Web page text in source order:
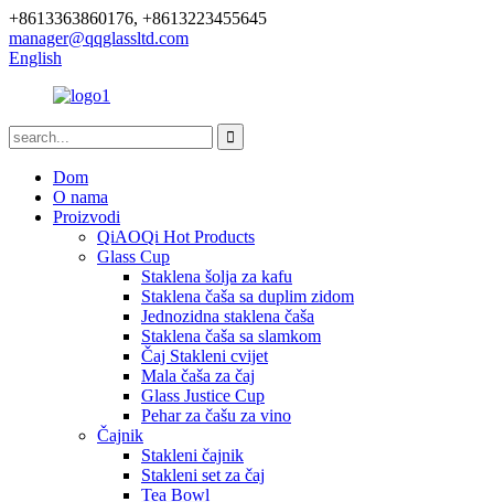
+8613363860176, +8613223455645
manager@qqglassltd.com
English
Dom
O nama
Proizvodi
QiAOQi Hot Products
Glass Cup
Staklena šolja za kafu
Staklena čaša sa duplim zidom
Jednozidna staklena čaša
Staklena čaša sa slamkom
Čaj Stakleni cvijet
Mala čaša za čaj
Glass Justice Cup
Pehar za čašu za vino
Čajnik
Stakleni čajnik
Stakleni set za čaj
Tea Bowl